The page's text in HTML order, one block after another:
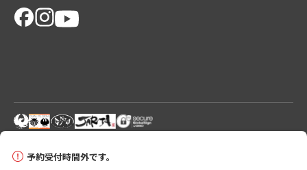
予約受付時間外です。